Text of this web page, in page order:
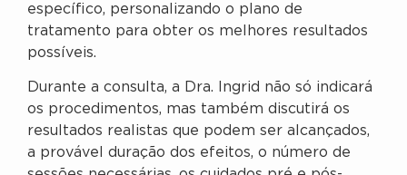
específico, personalizando o plano de
tratamento para obter os melhores resultados
possíveis.
Durante a consulta, a Dra. Ingrid não só indicará
os procedimentos, mas também discutirá os
resultados realistas que podem ser alcançados,
a provável duração dos efeitos, o número de